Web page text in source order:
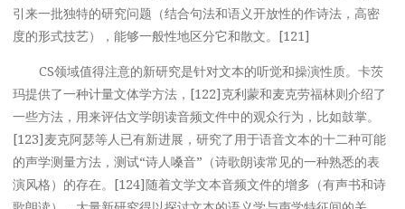
引来一批独特的研究问题（结合句法和语义开放性的作诗法，高密
度的形式技艺），能够一般性地区分它和散文。[121]
CS领域值得注意的新研究是针对文本的听觉和操演性质。卡茨
玛提供了一种计量文体学方法，[122]克利蒙和麦克劳福林则介绍了
一些方法，用来评估文学朗读音频文件中的观众行为，比如鼓掌。
[123]麦克阿瑟等人已有新进展，研究了用于语音文本的十二种可能
的声学测量方法，测试“诗人嗓音”（诗歌朗读常见的一种熟悉的表
演风格）的存在。[124]随着文学文本音频文件的增多（有声书和诗